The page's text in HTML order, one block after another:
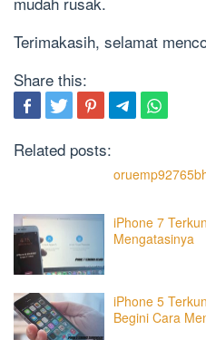
Terimakasih, selamat
Share this:
Related posts:
iPhone 7
Mengatasinya
iPhone 5
Begini Cara